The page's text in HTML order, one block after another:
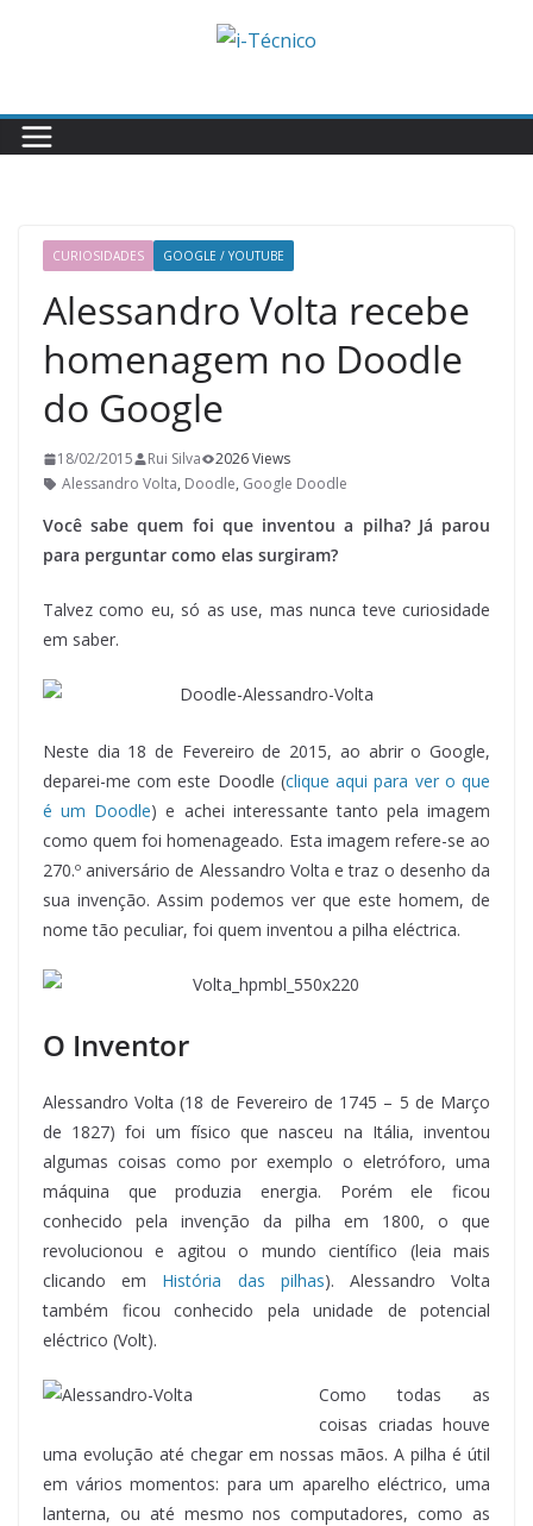
CURIOSIDADES GOOGLE / YOUTUBE
Alessandro Volta recebe
homenagem no Doodle
do Google
18/02/2015 Rui Silva
2026 Views
Alessandro Volta, Doodle, Google Doodle
Você sabe quem foi que inventou a pilha? Já parou
para perguntar como elas surgiram?
Talvez como eu, só as use, mas nunca teve curiosidade
em saber.
Neste dia 18 de Fevereiro de 2015, ao abrir o Google,
deparei-me com este Doodle (clique aqui para ver o que
é um Doodle) e achei interessante tanto pela imagem
como quem foi homenageado. Esta imagem refere-se ao
270.º aniversário de Alessandro Volta e traz o desenho da
sua invenção. Assim podemos ver que este homem, de
nome tão peculiar, foi quem inventou a pilha eléctrica.
O Inventor
Alessandro Volta (18 de Fevereiro de 1745 – 5 de Março
de 1827) foi um físico que nasceu na Itália, inventou
algumas coisas como por exemplo o eletróforo, uma
máquina que produzia energia. Porém ele ficou
conhecido pela invenção da pilha em 1800, o que
revolucionou e agitou o mundo científico (leia mais
clicando em História das pilhas). Alessandro Volta
também ficou conhecido pela unidade de potencial
eléctrico (Volt).
Como todas as
coisas criadas houve
uma evolução até chegar em nossas mãos. A pilha é útil
em vários momentos: para um aparelho eléctrico, uma
lanterna, ou até mesmo nos computadores, como as